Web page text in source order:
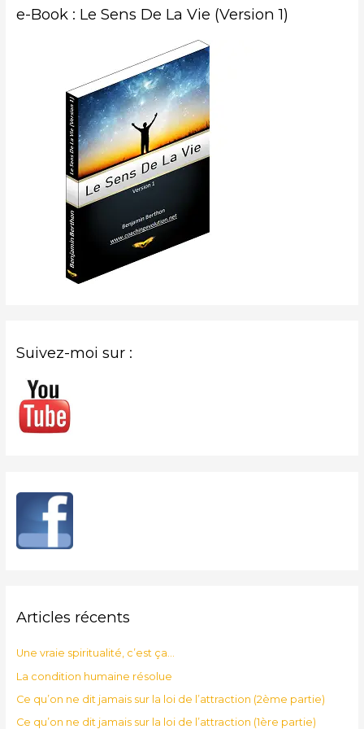
e-Book : Le Sens De La Vie (Version 1)
Suivez-moi sur :
Articles récents
Une vraie spiritualité, c’est ça…
La condition humaine résolue
Ce qu’on ne dit jamais sur la loi de l’attraction (2ème partie)
Ce qu’on ne dit jamais sur la loi de l’attraction (1ère partie)